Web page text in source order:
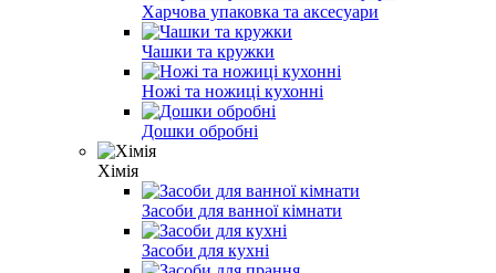
Харчова упаковка та аксесуари
Чашки та кружки
Ножі та ножиці кухонні
Дошки обробні
Хімія
Засоби для ванної кімнати
Засоби для кухні